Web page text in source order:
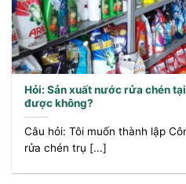
Hỏi: Sản xuất nước rửa chén
được không?
Câu hỏi: Tôi muốn thành lập
rửa chén trụ [...]